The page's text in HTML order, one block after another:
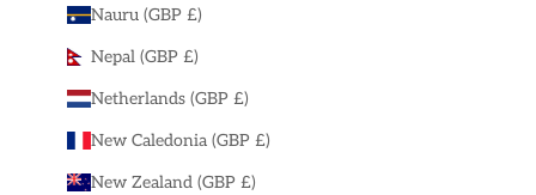
Nauru (GBP £)
Nepal (GBP £)
Netherlands (GBP £)
New Caledonia (GBP £)
New Zealand (GBP £)